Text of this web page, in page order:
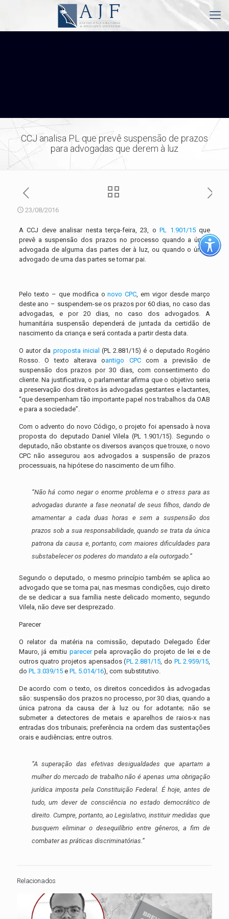
CCJ analisa PL que prevê suspensão de prazos
para advogadas que derem à luz
23/08/2016
A CCJ deve analisar nesta terça-feira, 23, oPL 1.901/15que
prevê a suspensão dos prazos no processo quando a única
advogada de alguma das partes der à luz, ou quando o único
advogado de uma das partes se tornar pai.
Pelo texto – que modifica onovo CPC, em vigor desde março
deste ano – suspendem-se os prazos por 60 dias, no caso das
advogadas, e por 20 dias, no caso dos advogados. A
humanitária suspensão dependerá de juntada da certidão de
nascimento da criança e será contada a partir desta data.
O autor da proposta inicial (PL 2.881/15) é o deputado Rogério
Rosso. O texto alterava oantigo CPCcom a previsão de
suspensão dos prazos por 30 dias, com consentimento do
cliente. Na justificativa, o parlamentar afirma que o objetivo seria
a preservação dos direitos às advogadas gestantes e lactantes,
“que desempenham tão importante papel nos trabalhos da OAB
e para a sociedade”.
Com o advento do novo Código, o projeto foi apensado à nova
proposta do deputado Daniel Vilela (PL 1.901/15). Segundo o
deputado, não obstante os diversos avanços que trouxe, o novo
CPC não assegurou aos advogados a suspensão de prazos
processuais, na hipótese do nascimento de um filho.
“Não há como negar o enorme problema e o stress para as
advogadas durante a fase neonatal de seus filhos, dando de
amamentar a cada duas horas e sem a suspensão dos
prazos sob a sua responsabilidade, quando se trata da única
patrona da causa e, portanto, com maiores dificuldades para
substabelecer os poderes do mandato a ela outorgado.”
Segundo o deputado, o mesmo princípio também se aplica ao
advogado que se torna pai, nas mesmas condições, cujo direito
de se dedicar a sua família neste delicado momento, segundo
Vilela, não deve ser desprezado.
Parecer
O relator da matéria na comissão, deputado Delegado Éder
Mauro, já emitiu parecerpela aprovação do projeto de lei e de
outros quatro projetos apensados (PL 2.881/15, do PL 2.959/15,
do PL 3.039/15e PL 5.014/16), com substitutivo.
De acordo com o texto, os direitos concedidos às advogadas
são: suspensão dos prazos no processo, por 30 dias, quando a
única patrona da causa der à luz ou for adotante; não se
submeter a detectores de metais e aparelhos de raios-x nas
entradas dos tribunais; preferência na ordem das sustentações
orais e audiências; entre outros.
“A superação das efetivas desigualdades que apartam a
mulher do mercado de trabalho não é apenas uma obrigação
jurídica imposta pela Constituição Federal. É hoje, antes de
tudo, um dever de consciência no estado democrático de
direito. Cumpre, portanto, ao Legislativo, instituir medidas que
busquem eliminar o desequilíbrio entre gêneros, a fim de
combater as práticas discriminatórias.”
Relacionados